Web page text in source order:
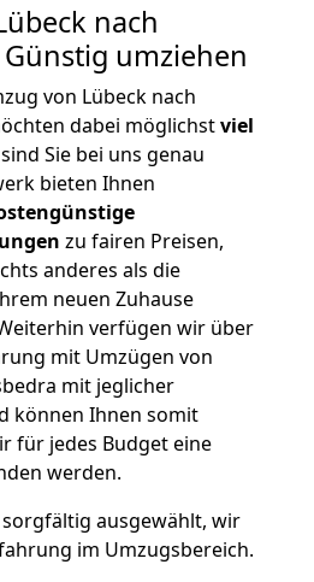
nach
umziehen
von Lübeck nach
dabei möglichstviel
Sie bei uns genau
bieten Ihnen
zu fairen Preisen,
anderes als die
neuen Zuhause
verfügen wir über
mit Umzügen von
mit jeglicher
können Ihnen somit
für jedes Budget eine
werden.
ausgewählt, wir
im Umzugsbereich.